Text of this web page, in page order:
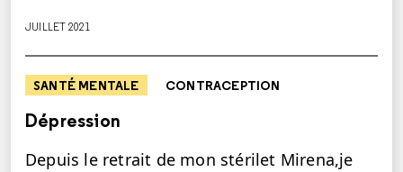
JUILLET 2021
SANTÉ MENTALE CONTRACEPTION
Dépression
Depuis le retrait de mon stérilet Mirena,je